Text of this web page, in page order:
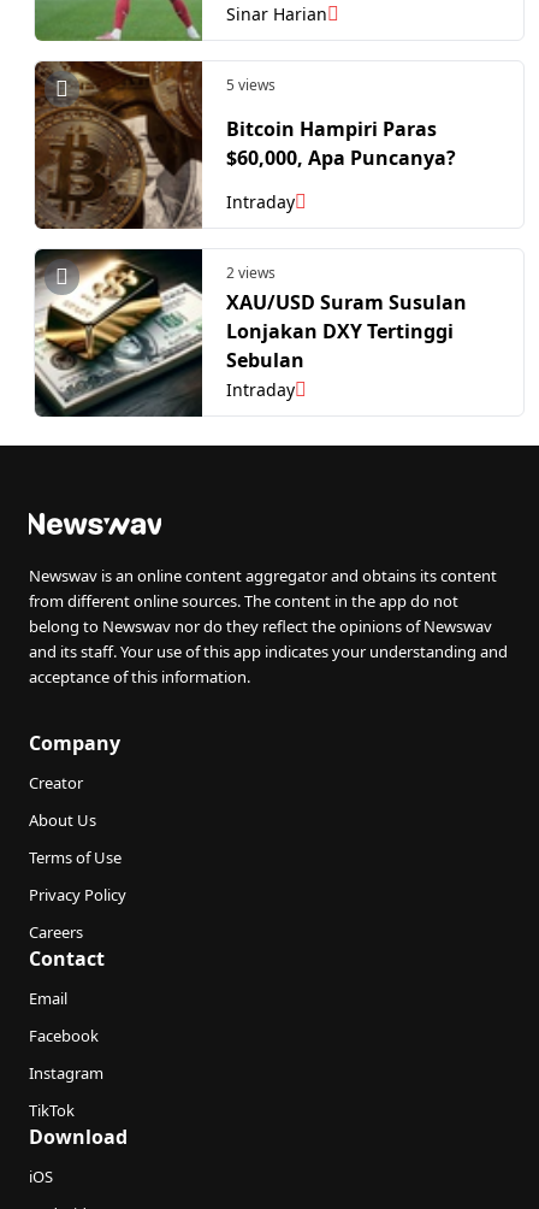
Sinar Harian
5 views
Bitcoin Hampiri Paras
$60,000, Apa Puncanya?
Intraday
2 views
XAU/USD Suram Susulan
Lonjakan DXY Tertinggi
Sebulan
Intraday
Newswav is an online content aggregator and obtains its content
from different online sources. The content in the app do not
belong to Newswav nor do they reflect the opinions of Newswav
and its staff. Your use of this app indicates your understanding and
acceptance of this information.
Company
Creator
About Us
Terms of Use
Privacy Policy
Careers
Contact
Email
Facebook
Instagram
TikTok
Download
iOS